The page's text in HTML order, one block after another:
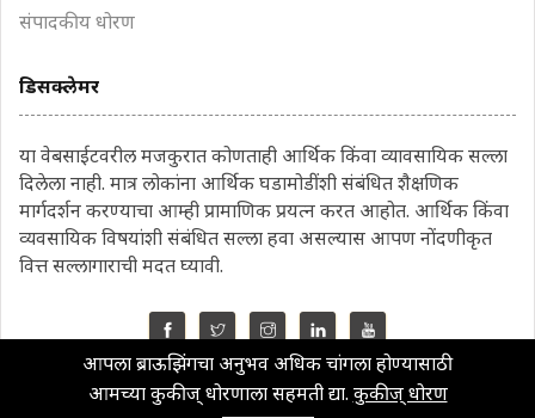
संपादकीय धोरण
डिसक्लेमर
या वेबसाईटवरील मजकुरात कोणताही आर्थिक किंवा व्यावसायिक सल्ला
दिलेला नाही. मात्र लोकांना आर्थिक घडामोडींशी संबंधित शैक्षणिक
मार्गदर्शन करण्याचा आम्ही प्रामाणिक प्रयत्न करत आहोत. आर्थिक किंवा
व्यवसायिक विषयांशी संबंधित सल्ला हवा असल्यास आपण नोंदणीकृत
वित्त सल्लागाराची मदत घ्यावी.
©2022 MahaMoney
आपला ब्राऊझिंगचा अनुभव अधिक चांगला होण्यासाठी
आमच्या कुकीज् धोरणाला सहमती द्या.कुकीज् धोरण